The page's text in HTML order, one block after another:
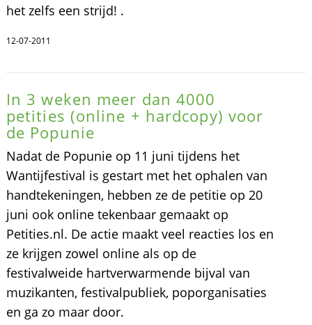
het zelfs een strijd! .
12-07-2011
In 3 weken meer dan 4000
petities (online + hardcopy) voor
de Popunie
Nadat de Popunie op 11 juni tijdens het
Wantijfestival is gestart met het ophalen van
handtekeningen, hebben ze de petitie op 20
juni ook online tekenbaar gemaakt op
Petities.nl. De actie maakt veel reacties los en
ze krijgen zowel online als op de
festivalweide hartverwarmende bijval van
muzikanten, festivalpubliek, poporganisaties
en ga zo maar door.